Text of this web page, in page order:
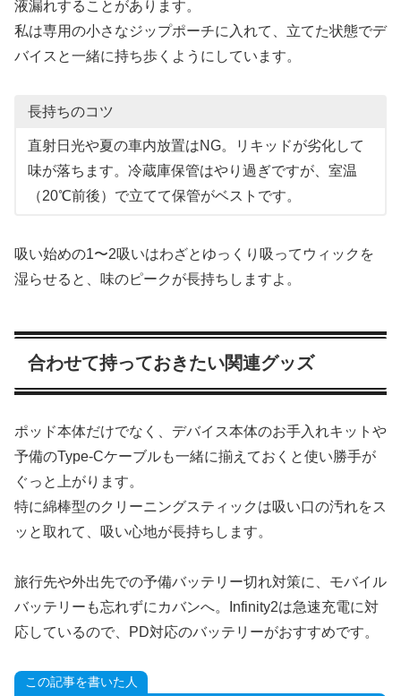
液漏れすることがあります。
私は専用の小さなジップポーチに入れて、立てた状態でデ
バイスと一緒に持ち歩くようにしています。
長持ちのコツ
直射日光や夏の車内放置はNG。リキッドが劣化して
味が落ちます。冷蔵庫保管はやり過ぎですが、室温
（20℃前後）で立てて保管がベストです。
吸い始めの1〜2吸いはわざとゆっくり吸ってウィックを
湿らせると、味のピークが長持ちしますよ。
合わせて持っておきたい関連グッズ
ポッド本体だけでなく、デバイス本体のお手入れキットや
予備のType-Cケーブルも一緒に揃えておくと使い勝手が
ぐっと上がります。
特に綿棒型のクリーニングスティックは吸い口の汚れをス
ッと取れて、吸い心地が長持ちします。
旅行先や外出先での予備バッテリー切れ対策に、モバイル
バッテリーも忘れずにカバンへ。Infinity2は急速充電に対
応しているので、PD対応のバッテリーがおすすめです。
この記事を書いた人